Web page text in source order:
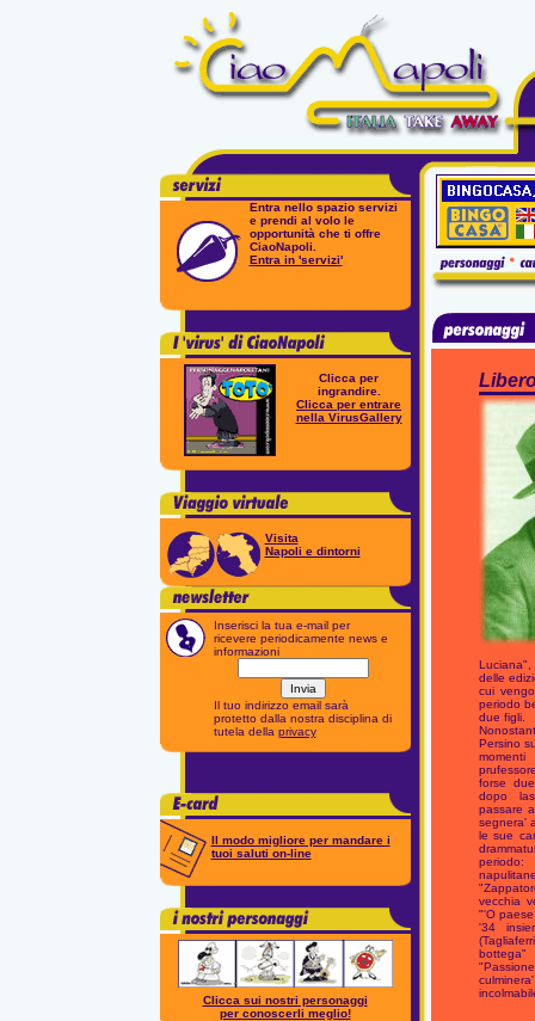
Entra nello spazio servizi
e prendi al volo le
opportunità che ti offre
CiaoNapoli.
Entra in 'servizi'
Clicca per
ingrandire.
Clicca per entrare
nella VirusGallery
Visita
Napoli e dintorni
Inserisci la tua e-mail per
ricevere periodicamente news e
informazioni
Il tuo indirizzo email sarà
protetto dalla nostra disciplina di
tutela della privacy
Il modo migliore per mandare i
tuoi saluti on-line
Clicca sui nostri personaggi
per conoscerli meglio!
delle
cui
periodo
due figli.
Persino
forse
dopo
passare
segnera'
le sue
vecchia
"'O
'34